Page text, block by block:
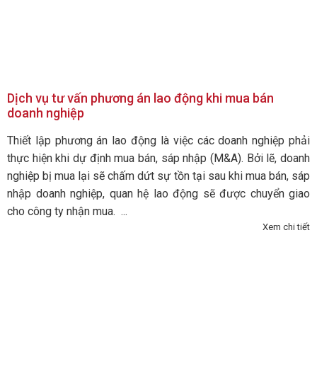
Dịch vụ tư vấn phương án lao động khi mua bán
doanh nghiệp
Thiết lập phương án lao động là việc các doanh nghiệp phải
thực hiện khi dự định mua bán, sáp nhập (M&A). Bởi lẽ, doanh
nghiệp bị mua lại sẽ chấm dứt sự tồn tại sau khi mua bán, sáp
nhập doanh nghiệp, quan hệ lao động sẽ được chuyển giao
cho công ty nhận mua. ...
Xem chi tiết